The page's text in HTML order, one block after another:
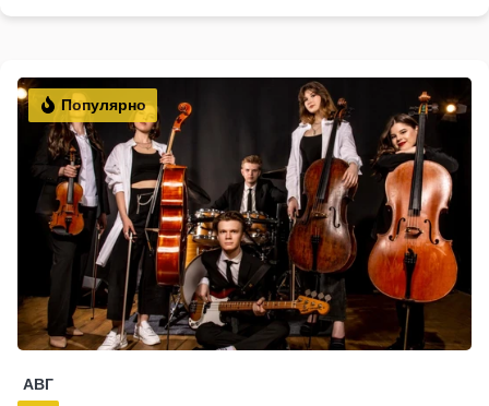
Популярно
АВГ